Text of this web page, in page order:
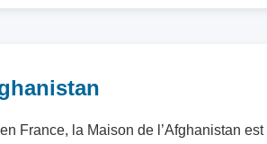
France, la Maison de l’Afghanistan